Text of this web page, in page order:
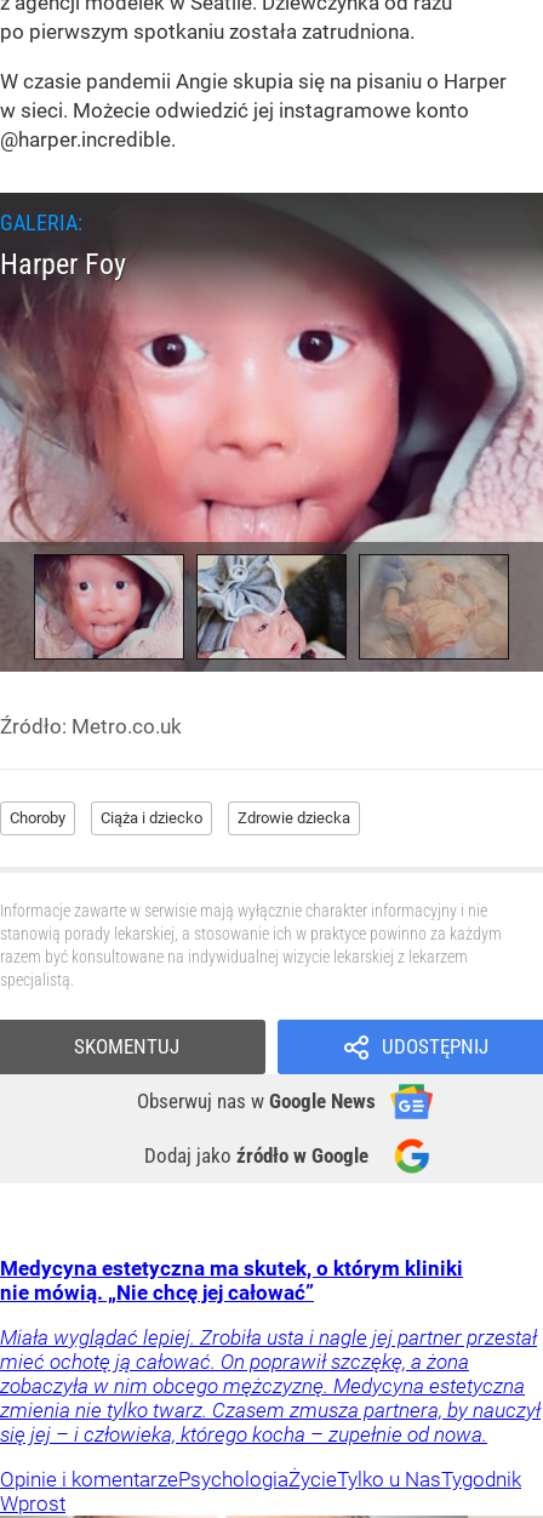
po pierwszym spotkaniu została zatrudniona.
W czasie pandemii Angie skupia się na pisaniu o Harper
w sieci. Możecie odwiedzić jej instagramowe konto
@harper.incredible.
Źródło: Metro.co.uk
Choroby Ciąża i dziecko Zdrowie dziecka
Informacje zawarte w serwisie mają wyłącznie charakter informacyjny i nie
stanowią porady lekarskiej, a stosowanie ich w praktyce powinno za każdym
razem być konsultowane na indywidualnej wizycie lekarskiej z lekarzem
specjalistą.
UDOSTĘPNIJ
Obserwuj nas w Google News
Dodaj jako źródło w Google
SKOMENTUJ
Medycyna estetyczna ma skutek, o którym kliniki
nie mówią. „Nie chcę jej całować”
Miała wyglądać lepiej. Zrobiła usta i nagle jej partner przestał
mieć ochotę ją całować. On poprawił szczękę, a żona
zobaczyła w nim obcego mężczyznę. Medycyna estetyczna
zmienia nie tylko twarz. Czasem zmusza partnera, by nauczył
się jej – i człowieka, którego kocha – zupełnie od nowa.
Opinie i komentarzePsychologiaŻycieTylko u NasTygodnik
Wprost